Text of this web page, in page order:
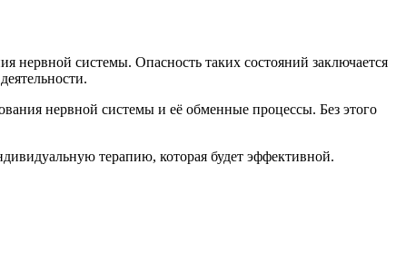
нервной системы. Опасность таких состояний заключается
нервной системы и её обменные процессы. Без этого
терапию, которая будет эффективной.